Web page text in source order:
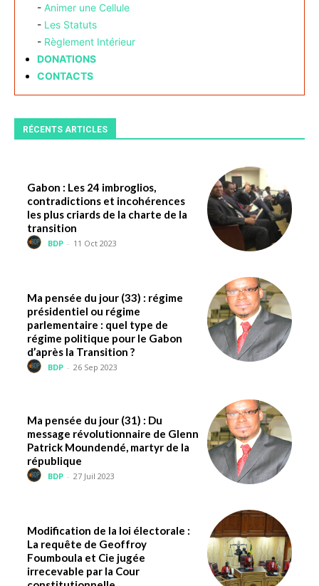
- Animer une Cellule
- Les Statuts
- Règlement Intérieur
DONATIONS
CONTACTS
RÉCENTS ARTICLES
Gabon : Les 24 imbroglios,
contradictions et incohérences
les plus criards de la charte de la
transition
BDP - 11 Oct 2023
Ma pensée du jour (33) : régime
présidentiel ou régime
parlementaire : quel type de
régime politique pour le Gabon
d’après la Transition ?
BDP - 26 Sep 2023
Ma pensée du jour (31) : Du
message révolutionnaire de Glenn
Patrick Moundendé, martyr de la
république
BDP - 27 Juil 2023
Modification de la loi électorale :
La requête de Geoffroy
Foumboula et Cie jugée
irrecevable par la Cour